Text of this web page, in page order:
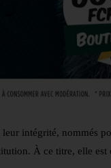
intégrité, nommés
À ce titre, elle est